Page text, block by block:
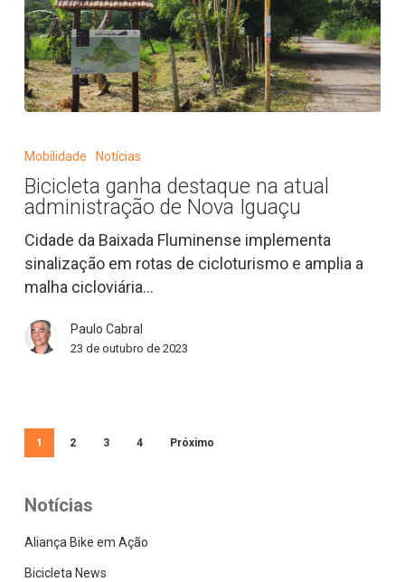
ganha
na
atual
administração
de
Nova
Mobilidade Notícias
Bicicleta ganha destaque na atual
administração de Nova Iguaçu
Cidade da Baixada Fluminense implementa
sinalização em rotas de cicloturismo e amplia a
malha cicloviária…
Paulo Cabral
23 de outubro de 2023
1 2 3 4 Próximo
Notícias
Aliança Bike em Ação
Bicicleta News